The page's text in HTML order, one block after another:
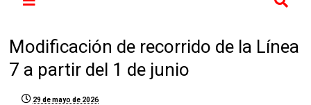
Modificación de recorrido de la Línea
7 a partir del 1 de junio
29 de mayo de 2026